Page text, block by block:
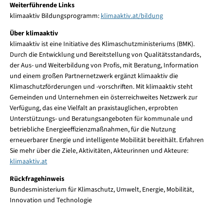
Weiterführende Links
klimaaktiv Bildungsprogramm:klimaaktiv.at/bildung
Über klimaaktiv
klimaaktiv ist eine Initiative des Klimaschutzministeriums (BMK).
Durch die Entwicklung und Bereitstellung von Qualitätsstandards,
der Aus- und Weiterbildung von Profis, mit Beratung, Information
und einem großen Partnernetzwerk ergänzt klimaaktiv die
Klimaschutzförderungen und -vorschriften. Mit klimaaktiv steht
Gemeinden und Unternehmen ein österreichweites Netzwerk zur
Verfügung, das eine Vielfalt an praxistauglichen, erprobten
Unterstützungs- und Beratungsangeboten für kommunale und
betriebliche Energieeffizienzmaßnahmen, für die Nutzung
erneuerbarer Energie und intelligente Mobilität bereithält. Erfahren
Sie mehr über die Ziele, Aktivitäten, Akteurinnen und Akteure:
klimaaktiv.at
Rückfragehinweis
Bundesministerium für Klimaschutz, Umwelt, Energie, Mobilität,
Innovation und Technologie